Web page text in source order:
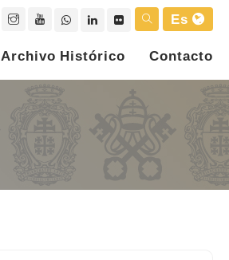
Es
Archivo Histórico Contacto